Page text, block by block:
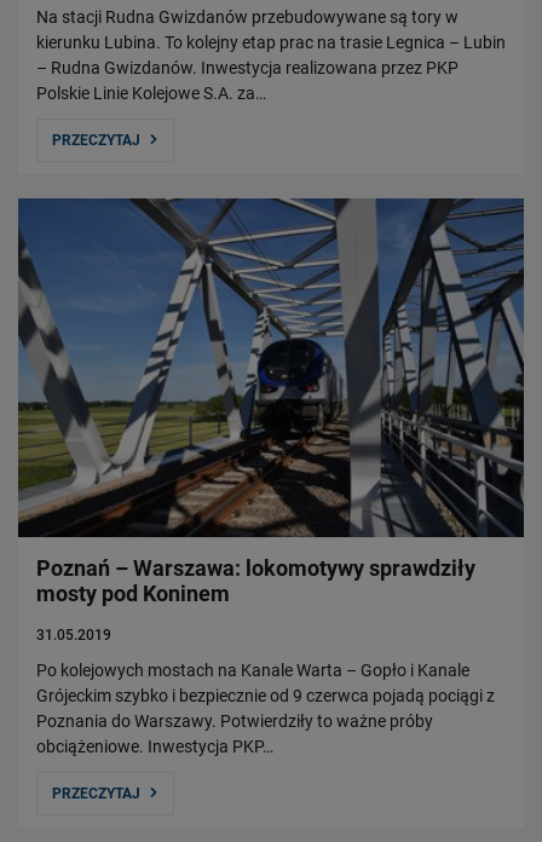
Na stacji Rudna Gwizdanów przebudowywane są tory w
kierunku Lubina. To kolejny etap prac na trasie Legnica – Lubin
– Rudna Gwizdanów. Inwestycja realizowana przez PKP
Polskie Linie Kolejowe S.A. za…
PRZECZYTAJ
Poznań – Warszawa: lokomotywy sprawdziły
mosty pod Koninem
31.05.2019
Po kolejowych mostach na Kanale Warta – Gopło i Kanale
Grójeckim szybko i bezpiecznie od 9 czerwca pojadą pociągi z
Poznania do Warszawy. Potwierdziły to ważne próby
obciążeniowe. Inwestycja PKP…
PRZECZYTAJ